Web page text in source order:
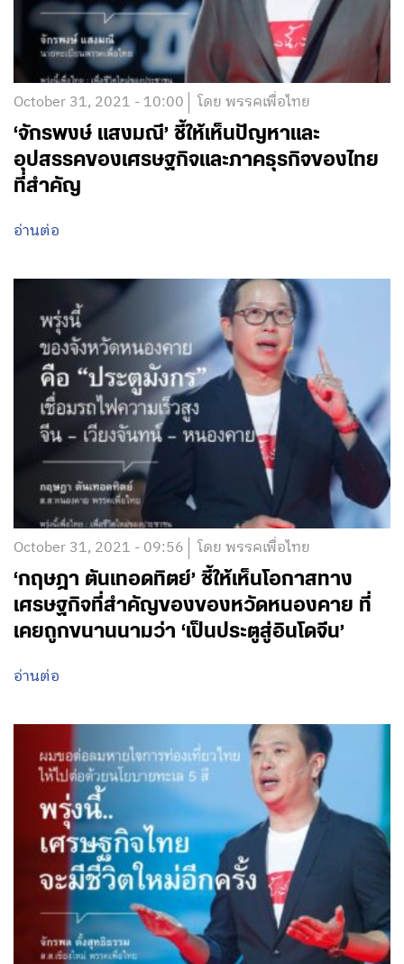
October 31, 2021 - 10:00 โดย พรรคเพื่อไทย
‘จักรพงษ์ แสงมณี’ ชี้ให้เห็นปัญหาและ
อุปสรรคของเศรษฐกิจและภาคธุรกิจของไทย
ที่สำคัญ
อ่านต่อ
October 31, 2021 - 09:56 โดย พรรคเพื่อไทย
‘กฤษฎา ตันเทอดทิตย์’ ชี้ให้เห็นโอกาสทาง
เศรษฐกิจที่สำคัญของของหวัดหนองคาย ที่
เคยถูกขนานนามว่า ‘เป็นประตูสู่อินโดจีน’
อ่านต่อ